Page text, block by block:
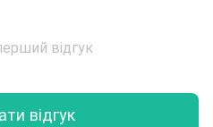
відгук
відгук